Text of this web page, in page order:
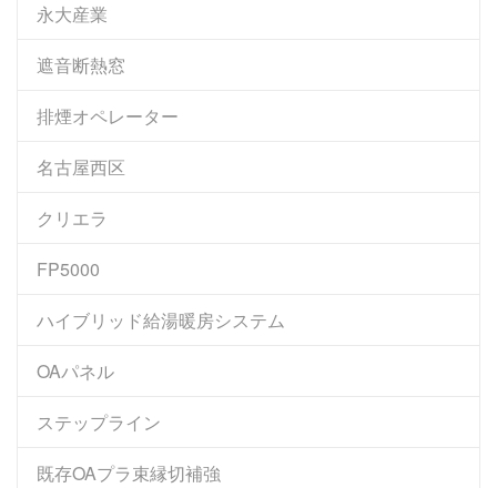
永大産業
遮音断熱窓
排煙オペレーター
名古屋西区
クリエラ
FP5000
ハイブリッド給湯暖房システム
OAパネル
ステップライン
既存OAプラ束縁切補強